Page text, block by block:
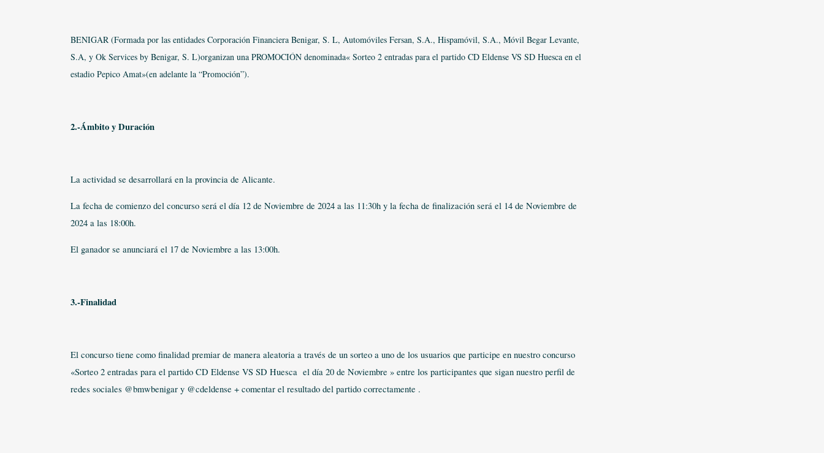
BENIGAR (Formada por las entidades Corporación Financiera Benigar, S. L, Automóviles Fersan, S.A., Hispamóvil, S.A., Móvil Begar Levante,
S.A, y Ok Services by Benigar, S. L)organizan una PROMOCIÓN denominada« Sorteo 2 entradas para el partido CD Eldense VS SD Huesca en el
estadio Pepico Amat»(en adelante la “Promoción”).
2.-Ámbito y Duración
La actividad se desarrollará en la provincia de Alicante.
La fecha de comienzo del concurso será el día 12 de Noviembre de 2024 a las 11:30h y la fecha de finalización será el 14 de Noviembre de
2024 a las 18:00h.
El ganador se anunciará el 17 de Noviembre a las 13:00h.
3.-Finalidad
El concurso tiene como finalidad premiar de manera aleatoria a través de un sorteo a uno de los usuarios que participe en nuestro concurso
«Sorteo 2 entradas para el partido CD Eldense VS SD Huesca el día 20 de Noviembre » entre los participantes que sigan nuestro perfil de
redes sociales @bmwbenigar y @cdeldense + comentar el resultado del partido correctamente .